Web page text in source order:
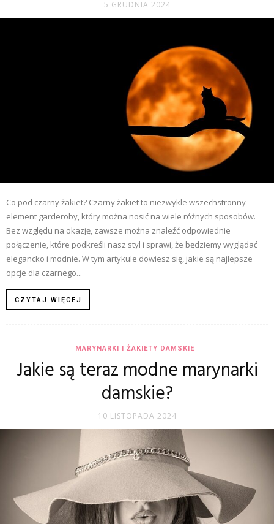
5 GRUDNIA 2024
Co pod czarny żakiet? Czarny żakiet to niezwykle wszechstronny
element garderoby, który można nosić na wiele różnych sposobów.
Bez względu na okazję, zawsze można znaleźć odpowiednie
połączenie, które podkreśli nasz styl i sprawi, że będziemy wyglądać
elegancko i modnie. W tym artykule dowiesz się, jakie są najlepsze
opcje dla czarnego...
CZYTAJ WIĘCEJ
MARYNARKI I ŻAKIETY DAMSKIE
Jakie są teraz modne marynarki
damskie?
10 LISTOPADA 2024